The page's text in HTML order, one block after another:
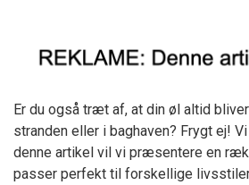
Er du også træt af, at din øl altid
stranden eller i baghaven? Frygt ej!
denne artikel vil vi præsentere en
passer perfekt til forskellige